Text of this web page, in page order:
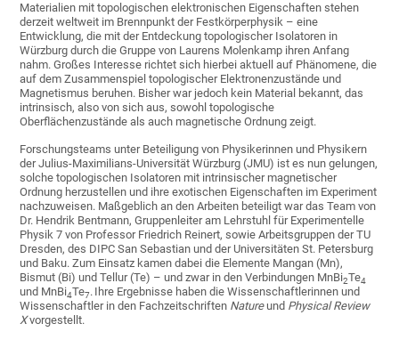
Materialien mit topologischen elektronischen Eigenschaften stehen
derzeit weltweit im Brennpunkt der Festkörperphysik – eine
Entwicklung, die mit der Entdeckung topologischer Isolatoren in
Würzburg durch die Gruppe von Laurens Molenkamp ihren Anfang
nahm. Großes Interesse richtet sich hierbei aktuell auf Phänomene, die
auf dem Zusammenspiel topologischer Elektronenzustände und
Magnetismus beruhen. Bisher war jedoch kein Material bekannt, das
intrinsisch, also von sich aus, sowohl topologische
Oberflächenzustände als auch magnetische Ordnung zeigt.
Forschungsteams unter Beteiligung von Physikerinnen und Physikern
der Julius-Maximilians-Universität Würzburg (JMU) ist es nun gelungen,
solche topologischen Isolatoren mit intrinsischer magnetischer
Ordnung herzustellen und ihre exotischen Eigenschaften im Experiment
nachzuweisen. Maßgeblich an den Arbeiten beteiligt war das Team von
Dr. Hendrik Bentmann, Gruppenleiter am Lehrstuhl für Experimentelle
Physik 7 von Professor Friedrich Reinert, sowie Arbeitsgruppen der TU
Dresden, des DIPC San Sebastian und der Universitäten St. Petersburg
und Baku. Zum Einsatz kamen dabei die Elemente Mangan (Mn),
Bismut (Bi) und Tellur (Te) – und zwar in den Verbindungen MnBi2Te4
und MnBi4Te7. Ihre Ergebnisse haben die Wissenschaftlerinnen und
Wissenschaftler in den Fachzeitschriften Natureund Physical Review
Xvorgestellt.